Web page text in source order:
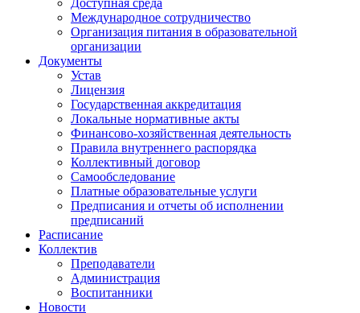
Доступная среда
Международное сотрудничество
Организация питания в образовательной
организации
Документы
Устав
Лицензия
Государственная аккредитация
Локальные нормативные акты
Финансово-хозяйственная деятельность
Правила внутреннего распорядка
Коллективный договор
Самообследование
Платные образовательные услуги
Предписания и отчеты об исполнении
предписаний
Расписание
Коллектив
Преподаватели
Администрация
Воспитанники
Новости